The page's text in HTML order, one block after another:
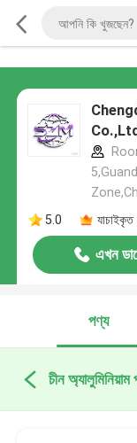
5.0
যাচাইকৃত
এখন
পণ্য
চীন অ্যালুমিনিয়াম